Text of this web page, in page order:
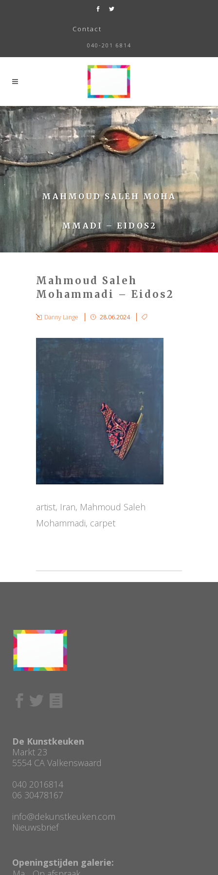
Contact
040-201 6814
MAHMOUD SALEH MOHA
MMADI – EIDOS2
Mahmoud Saleh
Mohammadi – Eidos2
Danny Lange 28.06.2024
artist, Iran, Mahmoud Saleh
Mohammadi, carpet
De Kunstkeuken
Markt 23
5554 CA Valkenswaard
040 2016814
06 30478167
info@dekunstkeuken.com
Nieuwsbrief
Openingstijden galerie: